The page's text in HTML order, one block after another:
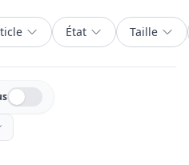
État Taille
Masquer les vendus